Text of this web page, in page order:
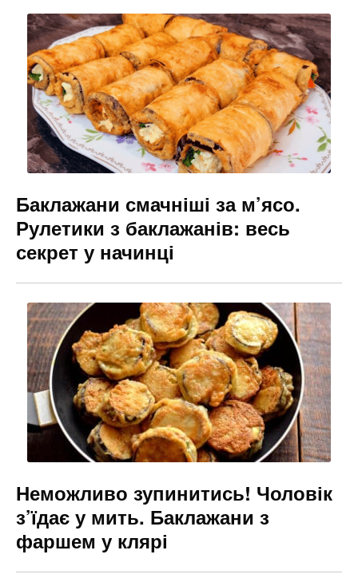
b
o
o
k
a
m
e
n
g
er
Баклажани смачніші за м’ясо.
Рулетики з баклажанів: весь
секрет у начинці
Неможливо зупинитись! Чоловік
з’їдає у мить. Баклажани з
фаршем у клярі